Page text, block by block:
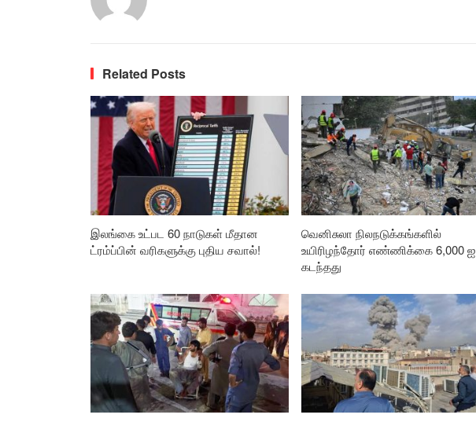
Related Posts
இலங்கை உட்பட 60 நாடுகள் மீதான
ட்ரம்ப்பின் வரிகளுக்கு புதிய சவால்!
வெனிசுலா நிலநடுக்கங்களில்
உயிரிழந்தோர் எண்ணிக்கை 6,000 ஐ
கடந்தது